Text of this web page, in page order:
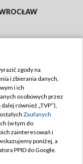
zgody na
i zbierania danych,
i ich
osobowych przez
również „TVP”),
Zaufanych
(w tym do
zainteresowań i
poniżej, a
PPID do Google.